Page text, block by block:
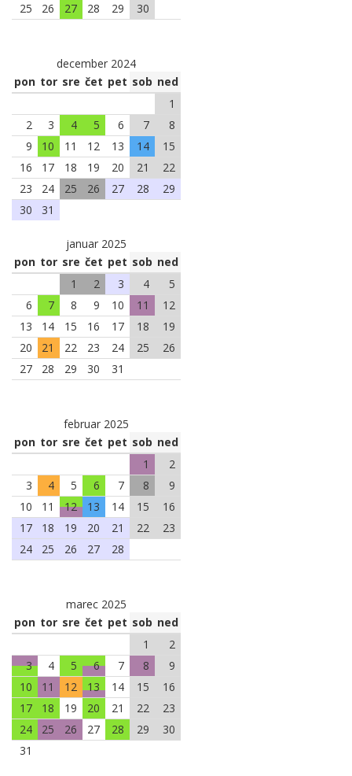
25
26 27 28 29 30
december 2024
pon tor sre čet pet sob ned
1
2
3 4 5 6 7
8
9
10 11 12 13 14
15
16
17 18 19 20 21
22
23
24 25 26 27 28
29
30
31
januar 2025
pon tor sre čet pet sob ned
1
2 3 4
5
6
7 8 9 10 11
12
13
14 15 16 17 18
19
20
21 22 23 24 25
26
27
28 29 30 31
februar 2025
pon tor sre čet pet sob ned
1
2
3
4 5 6 7 8
9
10
11 12 13 14 15
16
17
18 19 20 21 22
23
24
25 26 27 28
marec 2025
pon tor sre čet pet sob ned
1
2
3
4 5 6 7 8
9
10
11 12 13 14 15
16
17
18 19 20 21 22
23
24
25 26 27 28 29
30
31